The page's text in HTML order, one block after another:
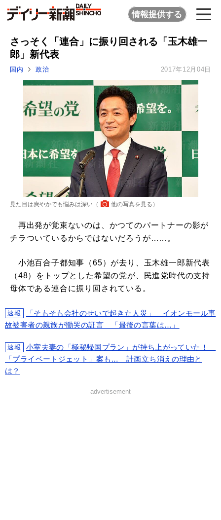
情報提供する
さっそく「連合」に振り回される「玉木雄一
郎」新代表
国内 政治 2017年12月04日
見た目は爽やかでも悩みは深い（ 他の写真を見る ）
再出発が覚束ないのは、かつてのパートナーの影が
チラついているからではないだろうが……。
小池百合子都知事（65）が去り、玉木雄一郎新代表
（48）をトップとした希望の党が、民進党時代の支持
母体である連合に振り回されている。
速報
「そもそも会社のせいで起きた人災」 イオンモール事
故被害者の親族が慟哭の証言 「最後の言葉は…」
速報
小室夫妻の「極秘帰国プラン」が持ち上がっていた！
「プライベートジェット」案も… 計画立ち消えの理由と
は？
advertisement